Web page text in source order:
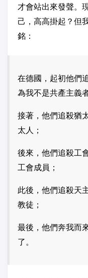
才會站出來發聲。
己，高高掛起？但
銘：
在德國，起初他們
為我不是共產主義
接著，他們追殺猶
太人；
後來，他們追殺工
工會成員；
此後，他們追殺天
教徒；
最後，他們奔我而
了。